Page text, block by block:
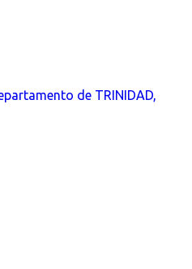
de TRINIDAD,